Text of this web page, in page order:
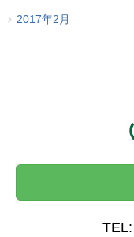
2017年2月
TEL: